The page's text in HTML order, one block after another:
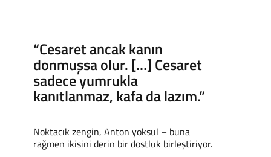
“Cesaret ancak kanın
donmuşsa olur. […] Cesaret
sadece yumrukla
kanıtlanmaz, kafa da lazım.”
Noktacık zengin, Anton yoksul – buna
rağmen ikisini derin bir dostluk birleştiriyor.